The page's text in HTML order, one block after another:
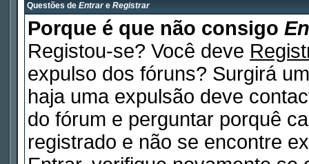
Questões de Entrare Registrar
Porque é que não consigo
Registou-se? Você deve
expulso dos fóruns? Surgirá
haja uma expulsão deve
do fórum e perguntar porquê
registrado e não se encontre